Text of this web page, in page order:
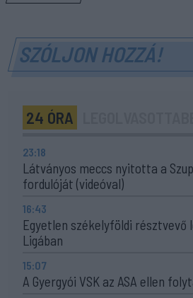
SZÓLJON HOZZÁ!
24 ÓRA
23:18
Látványos meccs nyitotta a
fordulóját (videóval)
16:43
Egyetlen székelyföldi résztvevő
Ligában
15:07
A Gyergyói VSK az ASA ellen